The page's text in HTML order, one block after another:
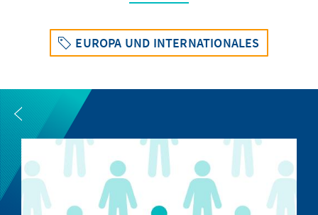
EUROPA UND INTERNATIONALES